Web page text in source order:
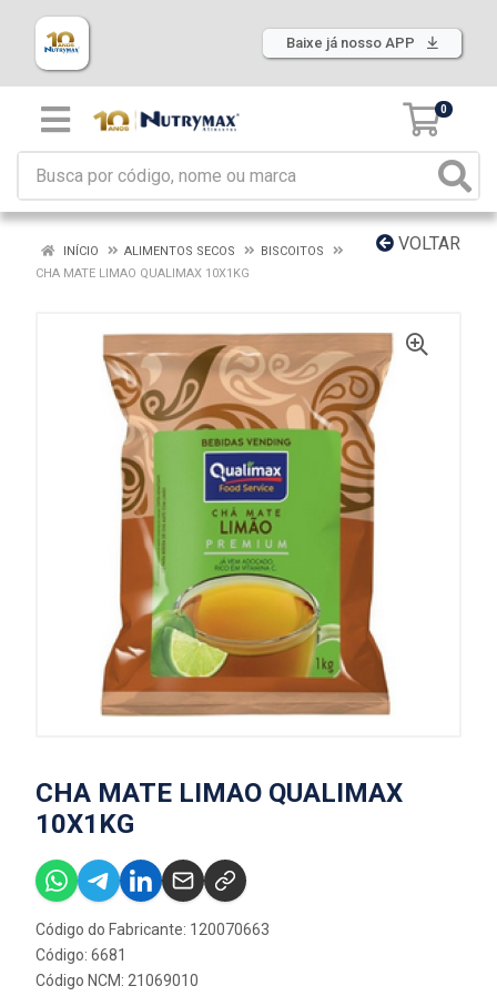
Baixe já nosso APP
0
VOLTAR
INÍCIO ALIMENTOS SECOS
BISCOITOS
CHA MATE LIMAO QUALIMAX 10X1KG
CHA MATE LIMAO QUALIMAX
10X1KG
Código do Fabricante: 120070663
Código: 6681
Código NCM: 21069010